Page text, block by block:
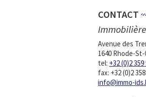
CONTACT
Immobilière
Avenue des
1640 Rhode-
tel: +32 (0)2 359
fax: +32 (0)2
info@immo-